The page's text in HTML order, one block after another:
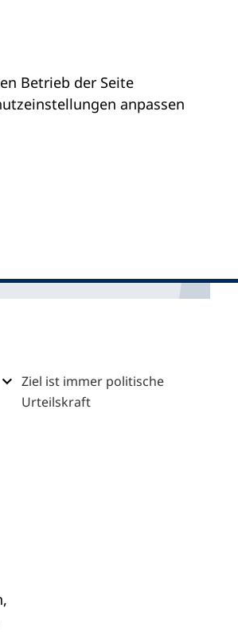
Betrieb der Seite
anpassen
Ziel ist immer politische
Urteilskraft